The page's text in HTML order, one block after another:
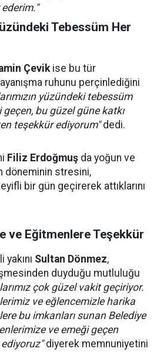
Tebessüm Her
Çevikise bu tür
ruhunu perçinlediğini
yüzündeki tebessüm
bu güzel güne katkı
teşekkür ediyorum"dedi.
Filiz Erdoğmuş da yoğun ve
döneminin stresini,
bir gün geçirerek attıklarını
ve Eğitmenlere Teşekkür
Sultan Dönmez,
duyduğu mutluluğu
çok güzel vakit geçiriyor.
ve eğlencemizle harika
bu imkanları sunan Belediye
ve emeği geçen
diyerek memnuniyetini